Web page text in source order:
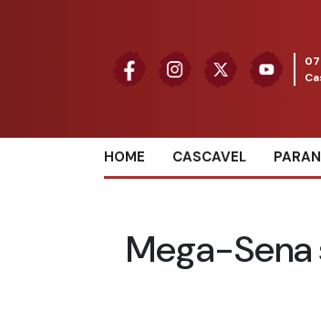
HOME CASCAVEL
Mega-